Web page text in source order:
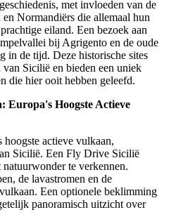
met invloeden van de
Normandiërs die allemaal hun
eiland. Een bezoek aan
bij Agrigento en de oude
in de tijd. Deze historische sites
Sicilië en bieden een uniek
die hier ooit hebben geleefd.
Europa's Hoogste Actieve
hoogste actieve vulkaan,
Sicilië. Een Fly Drive Sicilië
te verkennen.
de lavastromen en de
Een optionele beklimming
panoramisch uitzicht over